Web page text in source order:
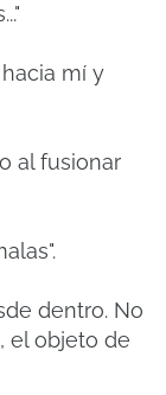
mí y
al fusionar
dentro. No
el objeto de